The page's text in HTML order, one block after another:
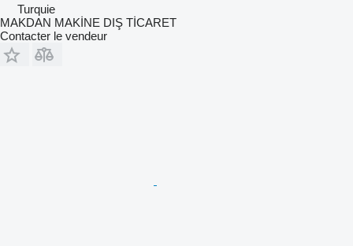
Turquie
MAKDAN MAKİNE DIŞ TİCARET
Contacter le vendeur